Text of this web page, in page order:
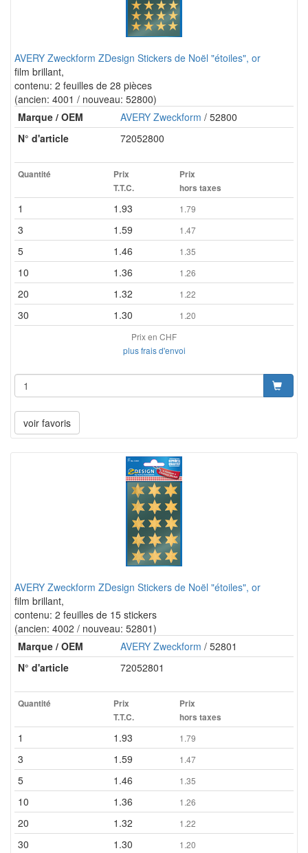
AVERY Zweckform ZDesign Stickers de Noël "étoiles", or
film brillant,
contenu: 2 feuilles de 28 pièces
(ancien: 4001 / nouveau: 52800)
Marque / OEM
AVERY Zweckform / 52800
N° d'article
72052800
Quantité
Prix
T.T.C.
Prix
hors taxes
1 1.93 1.79
3 1.59 1.47
5 1.46 1.35
10 1.36 1.26
20 1.32 1.22
30 1.30
1.20
Prix en CHF
plus frais d'envoi
voir favoris
AVERY Zweckform ZDesign Stickers de Noël "étoiles", or
film brillant,
contenu: 2 feuilles de 15 stickers
(ancien: 4002 / nouveau: 52801)
Marque / OEM
AVERY Zweckform / 52801
N° d'article
72052801
Quantité
Prix
T.T.C.
Prix
hors taxes
1 1.93 1.79
3 1.59 1.47
5 1.46 1.35
10 1.36 1.26
20 1.32 1.22
30 1.30 1.20